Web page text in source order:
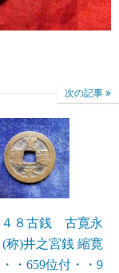
次の記事
４８古銭 古寛永
称)井之宮銭 縮寛
・659位付・・9